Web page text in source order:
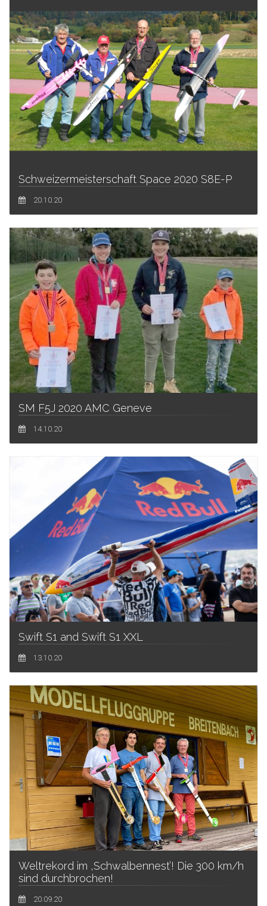
Schweizermeisterschaft Space 2020 S8E-P
20.10.20
SM F5J 2020 AMC Geneve
14.10.20
Swift S1 and Swift S1 XXL
13.10.20
Weltrekord im ‚Schwalbennest’! Die 300 km/h
sind durchbrochen!
20.09.20